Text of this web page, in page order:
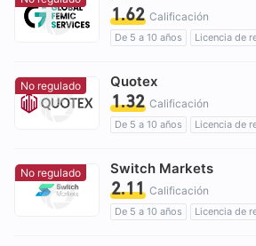
Riesgo potencial alto
1.62 Calificación
De 5 a 10 años
Licencia de
Riesgo potencial alto
No regulado Quotex
1.32 Calificación
De 5 a 10 años
Licencia de
Riesgo potencial alto
No regulado Switch Markets
2.11 Calificación
De 5 a 10 años
Licencia de